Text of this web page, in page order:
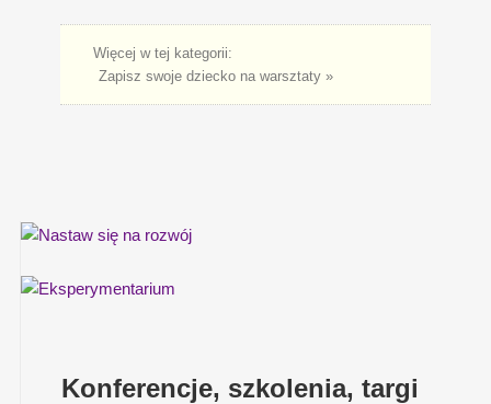
Więcej w tej kategorii:
Zapisz swoje dziecko na warsztaty »
Konferencje, szkolenia, targi